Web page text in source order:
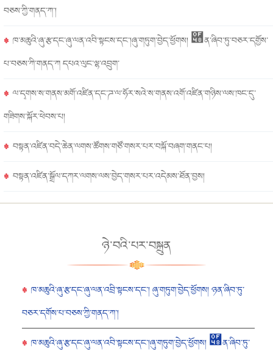
བཅས་ཀྱི་གནད་ཀ་།
ཁ་མཆུའི་ཞུ་རྩ་དང་ཞུ་ལན་འབི་སྟངས་དང་།ཞུ་གཏུག་བྱེད་ཕྱོགས། ཈ན་ཞིབ་ཏུ་བཅར་དགྱོས་
པ་བཅས་ཀི་གནད་ཀ དཔའ་ལུང་ལྷ་འབྲུག་
ལ་དྭགས་ས་གནས་མགོ་འཛིན་དང་ཌ་ལ་ཧོར་སའེ་ས་གནས་འགོ་འཛིན་གཉིས་ལས་ཁང་དུ་
གཟིགས་སྐོར་ཕེབས་པ།
བསྟན་འཛིན་བདེ་ཆེན་ལགས་ཚོགས་གཙོ་གསར་པར་བསྐོ་བཞག་གནང་པ།
བསྟན་འཛིན་སྒྲོལ་དཀར་ལགས་ལས་བྱེད་གསར་པར་འདེམས་ཐོན་བྱས།
ཉེ་བའི་པར་བསྐྲུན
ཁ་མཆུའི་ཞུ་རྩ་དང་ཞུ་ལན་འབྲི་སྟངས་དང་། ཞུ་གཏུག་བྱེད་ཕྱོགས། ཉན་ཞིབ་ཏུ་
བཅར་དགོས་པ་བཅས་ཀྱི་གནད་ཀ་།
ཁ་མཆུའི་ཞུ་རྩ་དང་ཞུ་ལན་འབི་སྟངས་དང་།ཞུ་གཏུག་བྱེད་ཕྱོགས། ཈ན་ཞིབ་ཏུ་